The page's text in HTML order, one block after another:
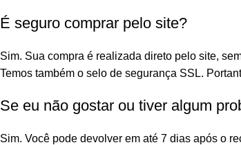
É seguro comprar pelo site?
Sim. Sua compra é realizada direto pelo site,
Temos também o selo de segurança SSL.
Se eu não gostar ou tiver algum
Sim. Você pode devolver em até 7 dias após o